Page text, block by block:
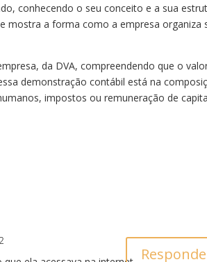
conhecendo o seu conceito e a sua
mostra a forma como a empresa organiza
da DVA, compreendendo que o
demonstração contábil está na
impostos ou remuneração de